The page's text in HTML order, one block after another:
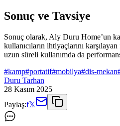
Sonuç ve Tavsiye
Sonuç olarak, Aly Duru Home’un
kullanıcıların ihtiyaçlarını
uzun süreli kullanımda da
#kamp#portatif#mobilya#dis-mekan
Duru Tarhan
28 Kasım 2025
Paylaş:f𝕏